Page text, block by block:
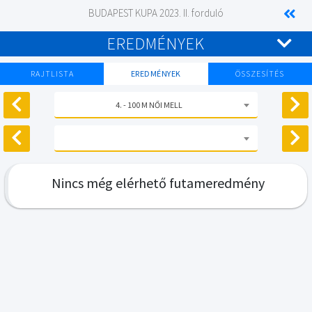
BUDAPEST KUPA 2023. II. forduló
EREDMÉNYEK
RAJTLISTA EREDMÉNYEK ÖSSZESÍTÉS
4. - 100 M NŐI MELL
Nincs még elérhető futameredmény